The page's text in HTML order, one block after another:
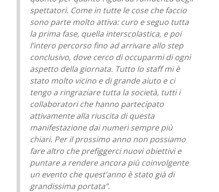
spettatori. Come in tutte le cose che faccio
sono parte molto attiva: curo e seguo tutta
la prima fase, quella interscolastica, e poi
l’intero percorso fino ad arrivare allo step
conclusivo, dove cerco di occuparmi di ogni
aspetto della giornata. Tutto lo staff mi è
stato molto vicino e di grande aiuto e ci
tengo a ringraziare tutta la società, tutti i
collaboratori che hanno partecipato
attivamente alla riuscita di questa
manifestazione dai numeri sempre più
chiari. Per il prossimo anno non possiamo
fare altro che prefiggerci nuovi obiettivi e
puntare a rendere ancora più coinvolgente
un evento che quest’anno è stato già di
grandissima portata”.